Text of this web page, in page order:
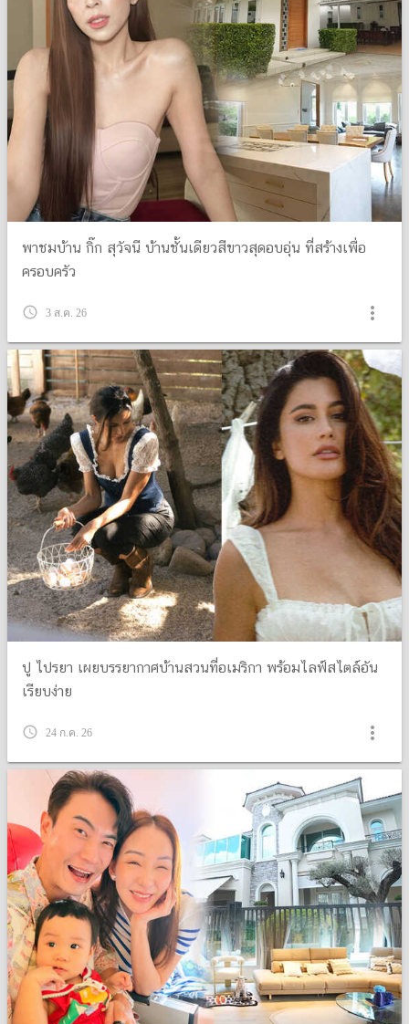
พาชมบ้าน กิ๊ก สุวัจนี บ้านชั้นเดียวสีขาวสุดอบอุ่น ที่สร้างเพื่อ
ครอบครัว
query_builder 3 ส.ค. 26 more_vert
ปู ไปรยา เผยบรรยากาศบ้านสวนที่อเมริกา พร้อมไลฟ์สไตล์อัน
เรียบง่าย
query_builder 24 ก.ค. 26 more_vert